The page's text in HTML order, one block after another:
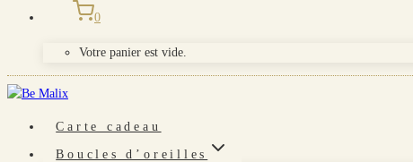
0
Votre panier est vide.
Carte cadeau
Boucles d’oreilles